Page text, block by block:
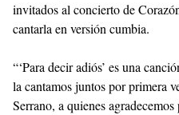
invitados al concierto de
cantarla en versión cumbia.
“‘Para decir adiós’ es una
la cantamos juntos por primera
Serrano, a quienes